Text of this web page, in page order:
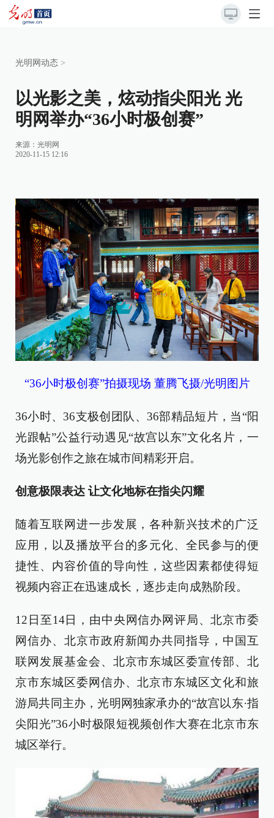
光明网动态 >
以光影之美，炫动指尖阳光 光
明网举办“36小时极创赛”
来源： 光明网
2020-11-15 12:16
“36小时极创赛”拍摄现场 董腾飞摄/光明图片
36小时、36支极创团队、36部精品短片，当“阳
光跟帖”公益行动遇见“故宫以东”文化名片，一
场光影创作之旅在城市间精彩开启。
创意极限表达 让文化地标在指尖闪耀
随着互联网进一步发展，各种新兴技术的广泛
应用，以及播放平台的多元化、全民参与的便
捷性、内容价值的导向性，这些因素都使得短
视频内容正在迅速成长，逐步走向成熟阶段。
12日至14日，由中央网信办网评局、北京市委
网信办、北京市政府新闻办共同指导，中国互
联网发展基金会、北京市东城区委宣传部、北
京市东城区委网信办、北京市东城区文化和旅
游局共同主办，光明网独家承办的“故宫以东·指
尖阳光”36小时极限短视频创作大赛在北京市东
城区举行。